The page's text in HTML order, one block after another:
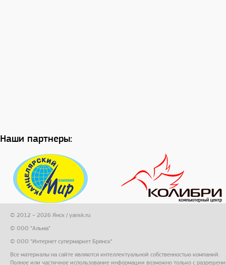
Наши партнеры:
© 2012 – 2026 Янск / yansk.ru
© ООО "Альма"
© ООО "Интернет супермаркет Брянск"
Все материалы на сайте являются интеллектуальной собственностью компаний.
Полное или частичное использование информации возможно только с